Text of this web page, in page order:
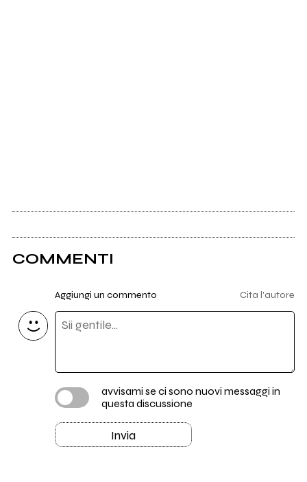
COMMENTI
Aggiungi un commento Cita l'autore
avvisami se ci sono nuovi messaggi in
questa discussione
Invia